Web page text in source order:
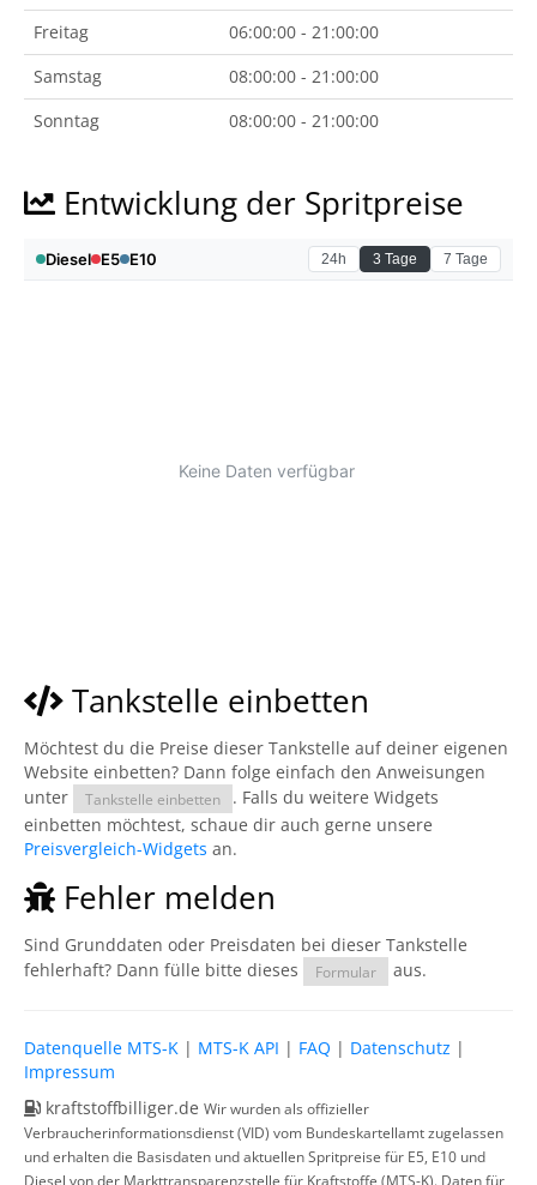
Freitag
06:00:00 - 21:00:00
Samstag
08:00:00 - 21:00:00
Sonntag
08:00:00 - 21:00:00
Entwicklung der Spritpreise
Tankstelle einbetten
Möchtest du die Preise dieser Tankstelle auf deiner eigenen
Website einbetten? Dann folge einfach den Anweisungen
unter
Tankstelle einbetten
. Falls du weitere Widgets
einbetten möchtest, schaue dir auch gerne unsere
Preisvergleich-Widgets an.
Fehler melden
Sind Grunddaten oder Preisdaten bei dieser Tankstelle
fehlerhaft? Dann fülle bitte dieses
Formular aus.
Datenquelle MTS-K | MTS-K API | FAQ | Datenschutz |
Impressum
kraftstoffbilliger.de Wir wurden als offizieller
Verbraucherinformationsdienst (VID) vom Bundeskartellamt zugelassen
und erhalten die Basisdaten und aktuellen Spritpreise für E5, E10 und
Diesel von der Markttransparenzstelle für Kraftstoffe (MTS-K). Daten für